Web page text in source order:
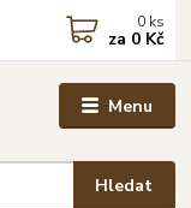
Menu
Hledat
0 ks
za 0 Kč